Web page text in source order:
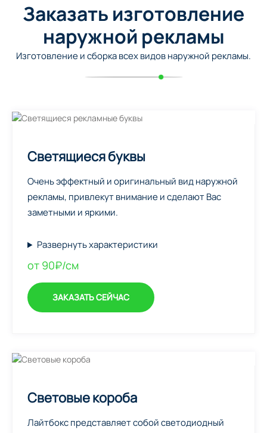
Заказать изготовление
наружной рекламы
Изготовление и сборка всех видов наружной рекламы.
Светящиеся буквы
Очень эффектный и оригинальный вид наружной
рекламы, привлекут внимание и сделают Вас
заметными и яркими.
Развернуть характеристики
от 90₽/см
ЗАКАЗАТЬ СЕЙЧАС
Световые короба
Лайтбокс представляет собой светодиодный